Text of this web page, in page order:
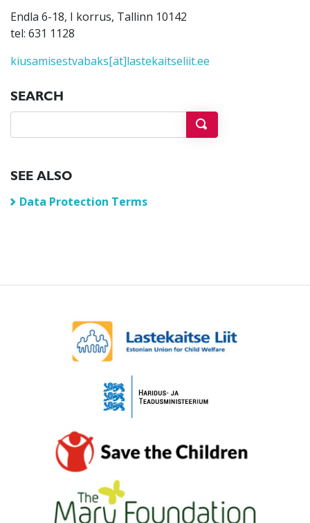
Endla 6-18, I korrus, Tallinn 10142
tel: 631 1128
kiusamisestvabaks[ät]lastekaitseliit.ee
SEARCH
SEE ALSO
Data Protection Terms